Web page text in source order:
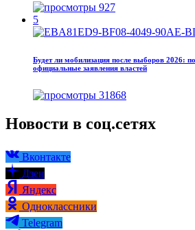
927
5
Будет ли мобилизация после выборов 2026:
официальные заявления властей
31868
Новости в соц.сетях
Вконтакте
Дзен
Яндекс
Одноклассники
Telegram